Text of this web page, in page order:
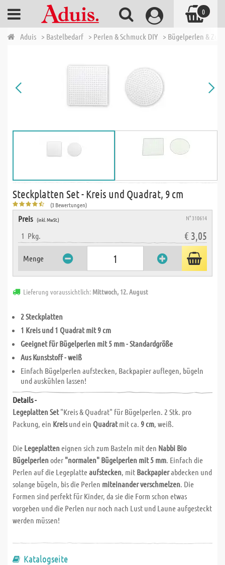
Aduis > Bastelbedarf > Perlen & Schmuck DIY > Bügelperlen &
Steckplatten Set - Kreis und Quadrat, 9 cm
(3 Bewertungen)
Preis (inkl. MwSt.) N° 310614
1 Pkg. € 3,05
Menge
Lieferung voraussichtlich: Mittwoch, 12. August
2 Steckplatten
1 Kreis und 1 Quadrat mit 9 cm
Geeignet für Bügelperlen mit 5 mm - Standardgröße
Aus Kunststoff - weiß
Einfach Bügelperlen aufstecken, Backpapier auflegen, bügeln
und auskühlen lassen!
Details -
Legeplatten Set"Kreis & Quadrat" für Bügelperlen. 2 Stk. pro
Packung, ein Kreisund ein Quadratmit ca. 9 cm, weiß.
Die Legeplatteneignen sich zum Basteln mit den Nabbi Bio
Bügelperlenoder "normalen" Bügelperlen mit 5 mm. Einfach die
Perlen auf die Legeplatteaufstecken, mit Backpapierabdecken und
solange bügeln, bis die Perlen miteinander verschmelzen. Die
Formen sind perfekt für Kinder, da sie die Form schon etwas
vorgeben und die Perlen nur noch nach Lust und Laune aufgesteckt
werden müssen!
Katalogseite
0